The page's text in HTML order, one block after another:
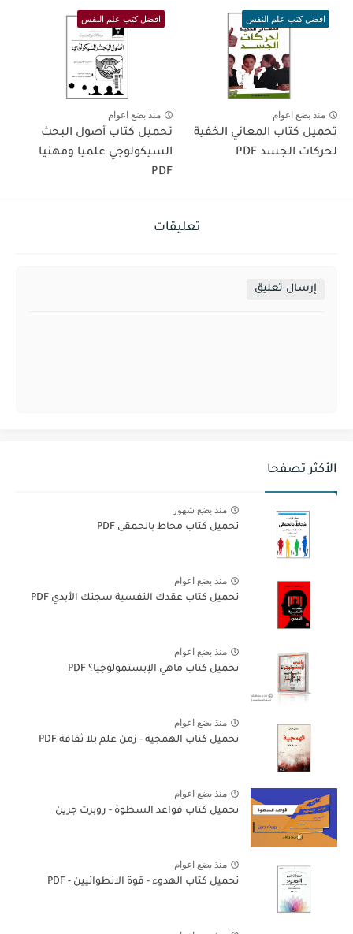
افضل كتب علم النفس
منذ بضع اعوام
تحميل كتاب المعاني الخفية
لحركات الجسد PDF
افضل كتب علم النفس
منذ بضع اعوام
تحميل كتاب أصول البحث
السيكولوجي علميا ومهنيا
PDF
تعليقات
إرسال تعليق
الأكثر تصفحا
منذ بضع شهور
تحميل كتاب محاط بالحمقى PDF
منذ بضع اعوام
تحميل كتاب عقدك النفسية سجنك الأبدي PDF
منذ بضع اعوام
تحميل كتاب ماهي الإبستمولوجيا؟ PDF
منذ بضع اعوام
تحميل كتاب الهمجية - زمن علم بلا ثقافة PDF
منذ بضع اعوام
تحميل كتاب قواعد السطوة - روبرت جرين
منذ بضع اعوام
تحميل كتاب الهدوء - قوة الانطوائيين - PDF